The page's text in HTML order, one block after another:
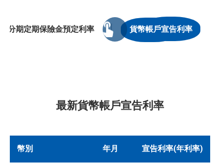
分期定期保險金預定利率 貨幣帳戶宣告利率
最新貨幣帳戶宣告利率
幣別 年月 宣告利率(年利率)